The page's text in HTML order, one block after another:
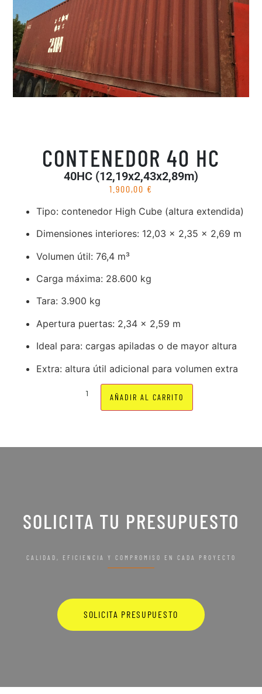
CONTENEDOR 40 HC
40HC (12,19x2,43x2,89m)
1.900,00 €
Tipo: contenedor High Cube (altura extendida)
Dimensiones interiores: 12,03 x 2,35 x 2,69 m
Volumen útil: 76,4 m³
Carga máxima: 28.600 kg
Tara: 3.900 kg
Apertura puertas: 2,34 x 2,59 m
Ideal para: cargas apiladas o de mayor altura
Extra: altura útil adicional para volumen extra
AÑADIR AL CARRITO
SOLICITA TU PRESUPUESTO
CALIDAD, EFICIENCIA Y COMPROMISO EN CADA PROYECTO
SOLICITA PRESUPUESTO